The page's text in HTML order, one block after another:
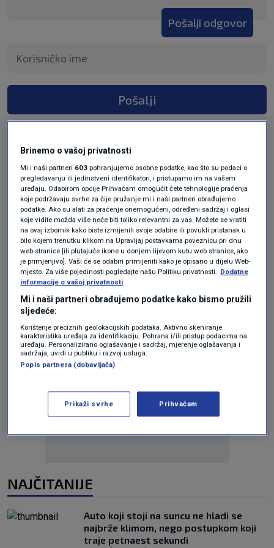
Pošalji odgovor
Pošalji
Oglas
NAJČITANIJE
Auto koji stoji na suncu ne hladi se
najbrže klimom, nego postupkom koji
traje petnaest sekundi
Brinemo o vašoj privatnosti
Mi i naši partneri 603 pohranjujemo osobne podatke, kao što su podaci o
pregledavanju ili jedinstveni identifikatori, i pristupamo im na vašem
uređaju. Odabirom opcije Prihvaćam omogućit ćete tehnologije praćenja
koje podržavaju svrhe za čije pružanje mi i naši partneri obrađujemo
podatke. Ako su alati za praćenje onemogućeni, određeni sadržaj i oglasi
koje vidite možda više neće biti toliko relevantni za vas. Možete se vratiti
na ovaj izbornik kako biste izmijenili svoje odabire ili povukli pristanak u
bilo kojem trenutku klikom na Upravljaj postavkama poveznicu pri dnu
web-stranice [ili plutajuće ikone u donjem lijevom kutu web stranice, ako
je primjenjivo]. Vaši će se odabiri primijeniti kako je opisano u dijelu Web-
mjesto. Za više pojedinosti pogledajte našu Politiku privatnosti. Dodatne
informacije o vašoj privatnosti
Mi i naši partneri obrađujemo podatke kako bismo pružili
sljedeće:
Korištenje preciznih geolokacijskih podataka. Aktivno skeniranje
karakteristika uređaja za identifikaciju. Pohrana i/ili pristup podacima na
uređaju. Personalizirano oglašavanje i sadržaj, mjerenje oglašavanja i
sadržaja, uvidi u publiku i razvoj usluga.
Popis partnera (dobavljača)
Prikaži svrhe Prihvaćam